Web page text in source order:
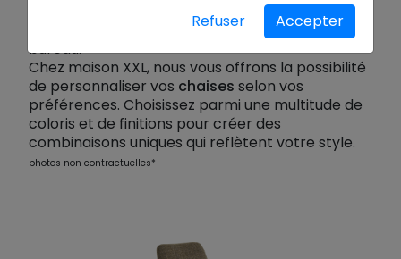
sont des éléments de design qui apportent du
salle à manger
ou à votre
bureau.
Chez maison XXL, nous vous offrons la possibilité
de personnaliser vos chaises selon vos
préférences. Choisissez parmi une multitude de
coloris et de finitions pour créer des
combinaisons uniques qui reflètent votre style.
photos non contractuelles*
Refuser Accepter